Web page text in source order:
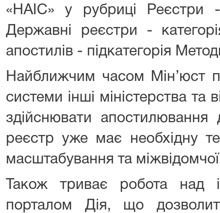
«НАІС» у рубриці Реєстри
Державні реєстри -
апостилів - підкатегорія
Найближчим часом Мін’юст
системи інші міністерства та
здійснювати апостилювання
реєстр уже має необхідну
масштабування та міжвідомчої
Також триває робота над
порталом Дія, що